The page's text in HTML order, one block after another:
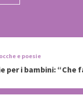
e poesie
per i bambini: “Che